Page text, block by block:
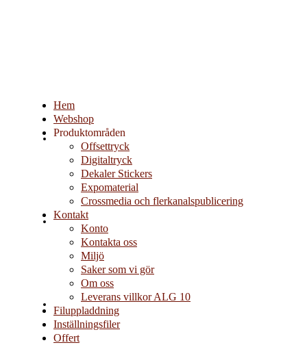
Hem
Webshop
Produktområden
Hem
Webshop
Produktområden
Offsettryck
Digitaltryck
Dekaler Stickers
Expomaterial
Crossmedia och flerkanalspublicering
Kontakt
Konto
Kontakta oss
Miljö
Saker som vi gör
Om oss
Leverans villkor ALG 10
Filuppladdning
Inställningsfiler
Offert